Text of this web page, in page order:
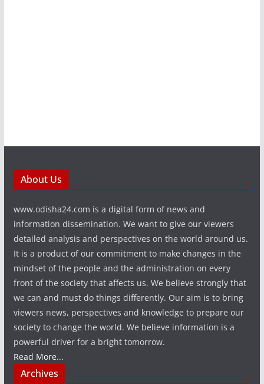
About Us
www.odisha24.com is a digital form of news and
information dissemination. We want to give our viewers
detailed analysis and perspectives on the world around us.
It is a product of our commitment to make changes in the
mindset of the people and the administration on every
front of the society that affects us. We believe strongly that
we can and must do things differently. Our aim is to bring
viewers news, perspectives and knowledge to prepare our
society to change the world. We believe information is a
powerful driver for a bright tomorrow.
Read More...
Archives